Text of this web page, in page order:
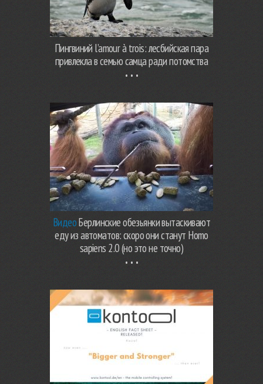
Пингвиний l’amour à trois: лесбийская пара
привлекла в семью самца ради потомства
ВидеоБерлинские обезьянки вытаскивают
еду из автоматов: скоро они станут Homo
sapiens 2.0 (но это не точно)